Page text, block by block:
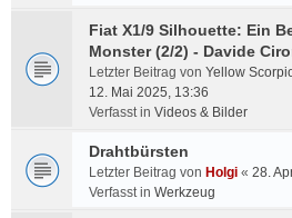
Fiat X1/9 Silhouette: Ein
Monster (2/2) - Davide
Letzter Beitrag von Yellow
12. Mai 2025, 13:36
Verfasst in Videos & Bilder
Drahtbürsten
Letzter Beitrag von Holgi « 28.
Verfasst in Werkzeug